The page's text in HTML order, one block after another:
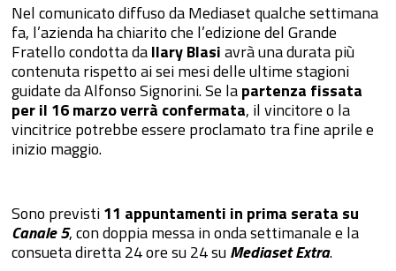
Nel comunicato diffuso da Mediaset qualche settimana
fa, l’azienda ha chiarito che l’edizione del Grande
Fratello condotta daIlary Blasiavrà una durata più
contenuta rispetto ai sei mesi delle ultime stagioni
guidate da Alfonso Signorini. Se lapartenza fissata
per il 16 marzo verrà confermata, il vincitore o la
vincitrice potrebbe essere proclamato tra fine aprile e
inizio maggio.
Sono previsti11 appuntamenti in prima serata su
Canale 5, con doppia messa in onda settimanale e la
consueta diretta 24 ore su 24 suMediaset Extra.